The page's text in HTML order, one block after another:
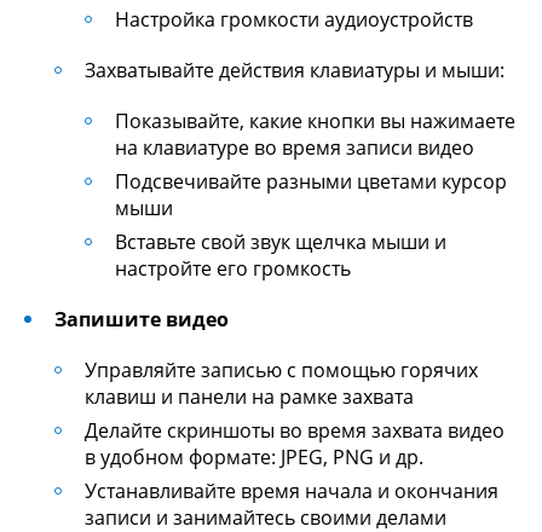
Настройка громкости аудиоустройств
Захватывайте действия клавиатуры и мыши:
Показывайте, какие кнопки вы нажимаете
на клавиатуре во время записи видео
Подсвечивайте разными цветами курсор
мыши
Вставьте свой звук щелчка мыши и
настройте его громкость
Запишите видео
Управляйте записью с помощью горячих
клавиш и панели на рамке захвата
Делайте скриншоты во время захвата видео
в удобном формате: JPEG, PNG и др.
Устанавливайте время начала и окончания
записи и занимайтесь своими делами